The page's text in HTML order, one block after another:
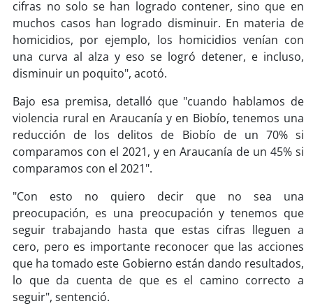
cifras no solo se han logrado contener, sino que en
muchos casos han logrado disminuir. En materia de
homicidios, por ejemplo, los homicidios venían con
una curva al alza y eso se logró detener, e incluso,
disminuir un poquito", acotó.
Bajo esa premisa, detalló que "cuando hablamos de
violencia rural en Araucanía y en Biobío, tenemos una
reducción de los delitos de Biobío de un 70% si
comparamos con el 2021, y en Araucanía de un 45% si
comparamos con el 2021".
"Con esto no quiero decir que no sea una
preocupación, es una preocupación y tenemos que
seguir trabajando hasta que estas cifras lleguen a
cero, pero es importante reconocer que las acciones
que ha tomado este Gobierno están dando resultados,
lo que da cuenta de que es el camino correcto a
seguir", sentenció.